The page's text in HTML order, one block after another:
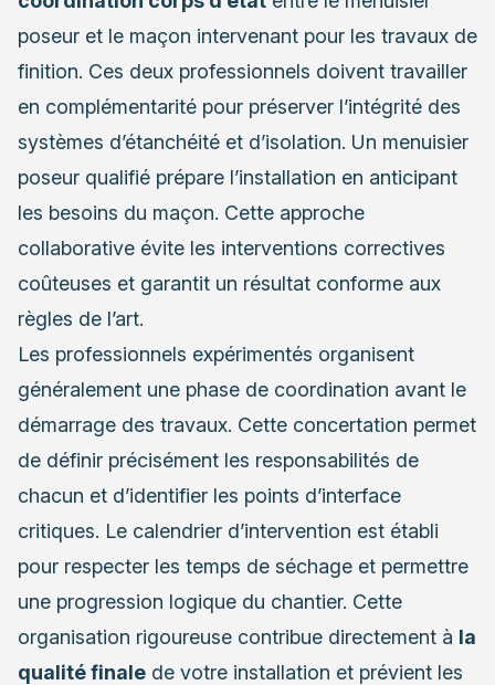
poseur et le maçon intervenant pour les travaux de
finition. Ces deux professionnels doivent travailler
en complémentarité pour préserver l’intégrité des
systèmes d’étanchéité et d’isolation. Un menuisier
poseur qualifié prépare l’installation en anticipant
les besoins du maçon. Cette approche
collaborative évite les interventions correctives
coûteuses et garantit un résultat conforme aux
règles de l’art.
Les professionnels expérimentés organisent
généralement une phase de coordination avant le
démarrage des travaux. Cette concertation permet
de définir précisément les responsabilités de
chacun et d’identifier les points d’interface
critiques. Le calendrier d’intervention est établi
pour respecter les temps de séchage et permettre
une progression logique du chantier. Cette
organisation rigoureuse contribue directement à la
qualité finale de votre installation et prévient les